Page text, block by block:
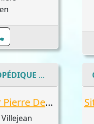
CHIRURGIE ORTHOPÉDIQUE PÉDIATRIQUE
Centre hospitalier Pierre Dezarnaulds